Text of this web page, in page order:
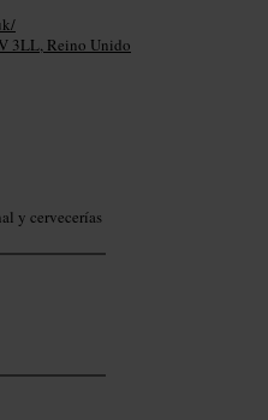
3LL, Reino Unido
y cervecerías